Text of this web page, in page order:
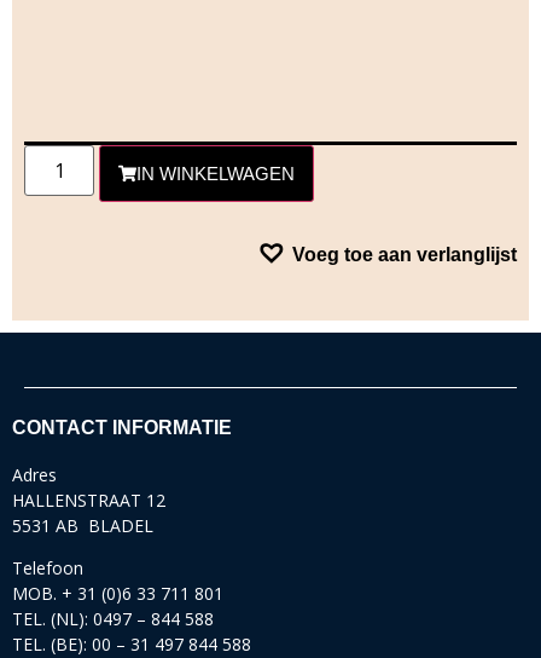
IN WINKELWAGEN
Voeg toe aan verlanglijst
CONTACT INFORMATIE
Adres
HALLENSTRAAT 12
5531 AB BLADEL
Telefoon
MOB. + 31 (0)6 33 711 801
TEL. (NL): 0497 – 844 588
TEL. (BE): 00 – 31 497 844 588